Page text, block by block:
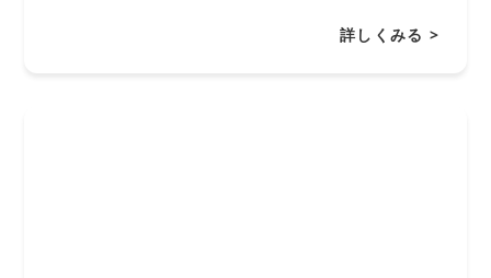
詳しくみる >